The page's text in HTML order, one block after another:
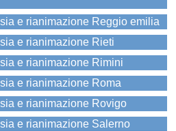
e rianimazione Reggio emilia
e rianimazione Rieti
e rianimazione Rimini
e rianimazione Roma
e rianimazione Rovigo
e rianimazione Salerno